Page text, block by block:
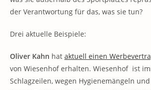
der Verantwortung für das, was sie tun?
Drei aktuelle Beispiele:
Oliver Kahn hat aktuell einen
von Wiesenhof erhalten. Wiesenhof ist
Schlagzeilen, wegen Hygienemängeln